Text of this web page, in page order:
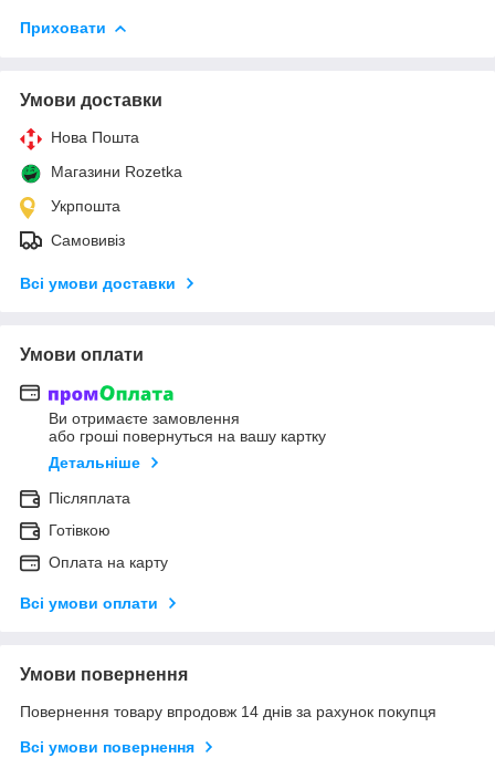
Приховати
Умови доставки
Нова Пошта
Магазини Rozetka
Укрпошта
Самовивіз
Всі умови доставки
Умови оплати
Ви отримаєте замовлення
або гроші повернуться на вашу картку
Детальніше
Післяплата
Готівкою
Оплата на карту
Всі умови оплати
Умови повернення
Повернення товару впродовж 14 днів за рахунок покупця
Всі умови повернення